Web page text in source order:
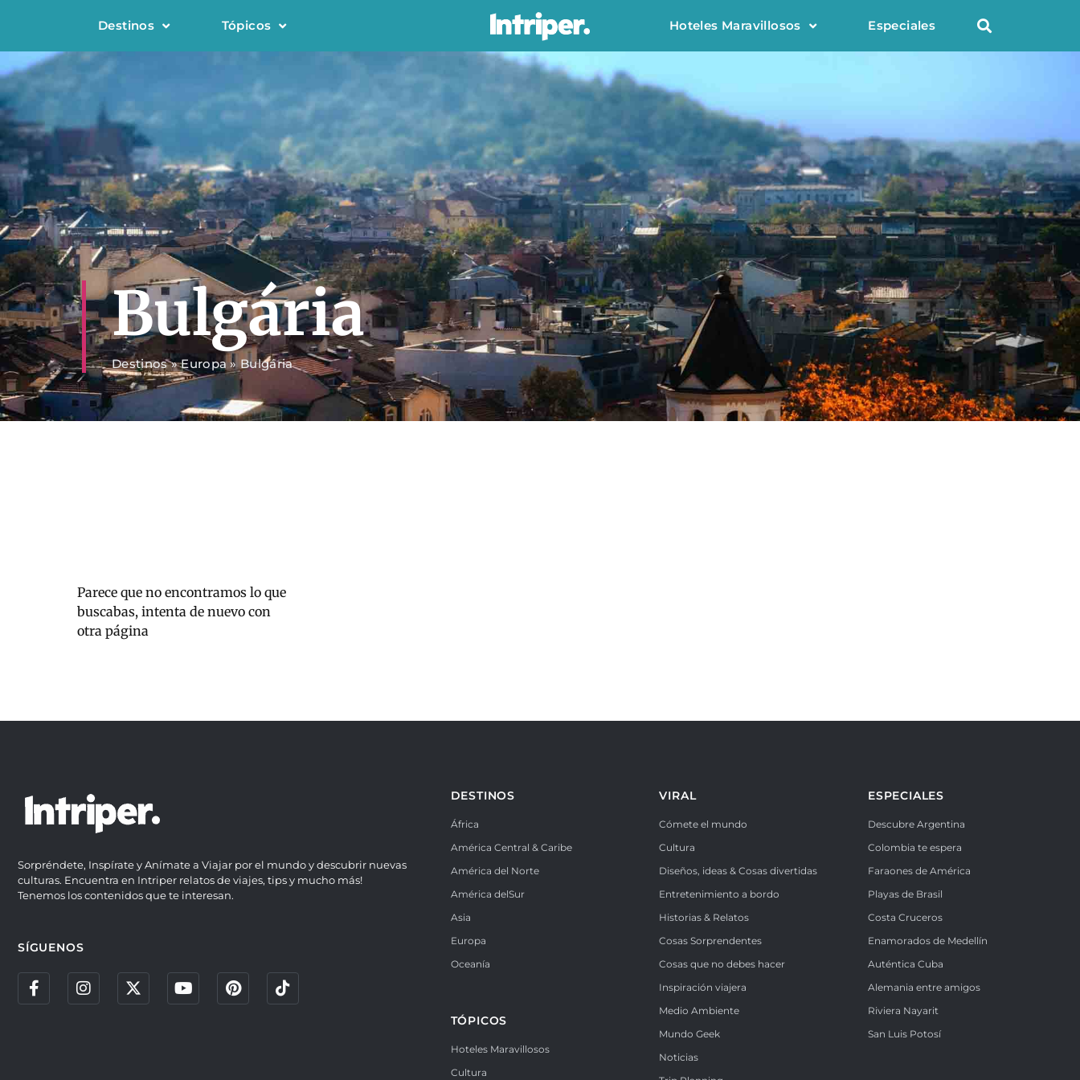
Destinos Tópicos Hoteles Maravillosos Especiales
Bulgária
Destinos»Europa »Bulgária
Parece que no encontramos lo que
buscabas, intenta de nuevo con
otra página
Sorpréndete, Inspírate y Anímate a Viajar por el mundo y descubrir nuevas
culturas. Encuentra en Intriper relatos de viajes, tips y mucho más!
Tenemos los contenidos que te interesan.
SÍGUENOS
DESTINOS
África
América Central & Caribe
América del Norte
América delSur
Asia
Europa
Oceanía
TÓPICOS
Hoteles Maravillosos
Cultura
VIRAL
Cómete el mundo
Cultura
Diseños, ideas & Cosas divertidas
Entretenimiento a bordo
Historias & Relatos
Cosas Sorprendentes
Cosas que no debes hacer
Inspiración viajera
Medio Ambiente
Mundo Geek
Noticias
ESPECIALES
Descubre Argentina
Colombia te espera
Faraones de América
Playas de Brasil
Costa Cruceros
Enamorados de Medellín
Auténtica Cuba
Alemania entre amigos
Riviera Nayarit
San Luis Potosí